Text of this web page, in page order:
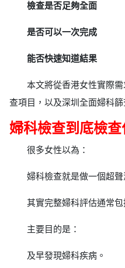
檢查是否足夠全面
是否可以一次完成
能否快速知道結果
本文將從香港女性實際
查項目，以及深圳全面婦科篩
婦科檢查到底檢查
很多女性以為：
婦科檢查就是做一個超聲
其實完整婦科評估通常包
主要目的是：
及早發現婦科疾病。